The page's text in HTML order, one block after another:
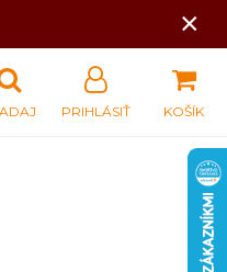
×
KOŠÍK
PRIHLÁSIŤ